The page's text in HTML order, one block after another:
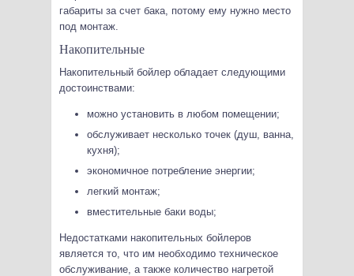
габариты за счет бака, потому ему нужно место
под монтаж.
Накопительные
Накопительный бойлер обладает следующими
достоинствами:
можно установить в любом помещении;
обслуживает несколько точек (душ, ванна,
кухня);
экономичное потребление энергии;
легкий монтаж;
вместительные баки воды;
Недостатками накопительных бойлеров
является то, что им необходимо техническое
обслуживание, а также количество нагретой